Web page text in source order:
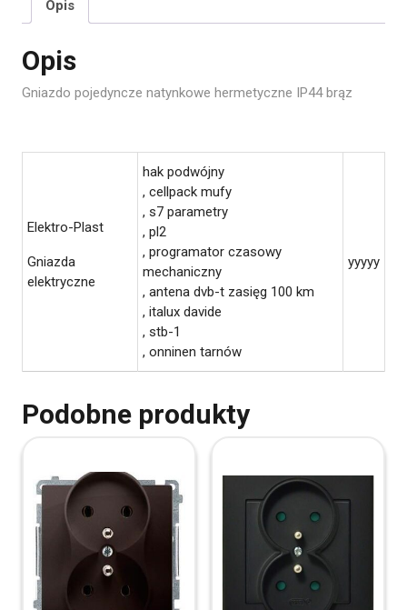
Opis
Opis
Gniazdo pojedyncze natynkowe hermetyczne IP44 brąz
Elektro-Plast
Gniazda
elektryczne
hak podwójny
, cellpack mufy
, s7 parametry
, pl2
, programator czasowy
mechaniczny
, antena dvb-t zasięg 100 km
, italux davide
, stb-1
, onninen tarnów
yyyyy
Podobne produkty